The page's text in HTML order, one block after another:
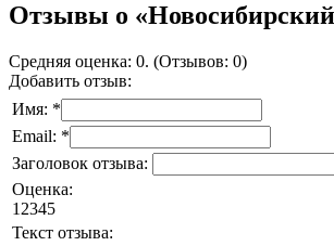
Отзывы о
Средняя оценка: 0. (Отзывов: 0)
Добавить отзыв:
Имя: *
Email: *
Заголовок отзыва:
Оценка:
1 2345
Текст отзыва: